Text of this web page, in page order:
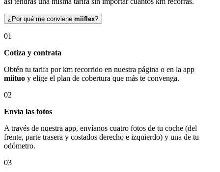
¿Por qué me conviene miiflex?
01
Cotiza y contrata
Obtén tu tarifa por km recorrido en nuestra página o en la app
miituo y elige el plan de cobertura que más te convenga.
02
Envía las fotos
A través de nuestra app, envíanos cuatro fotos de tu coche (del
frente, parte trasera y costados derecho e izquierdo) y una de tu
odómetro.
03